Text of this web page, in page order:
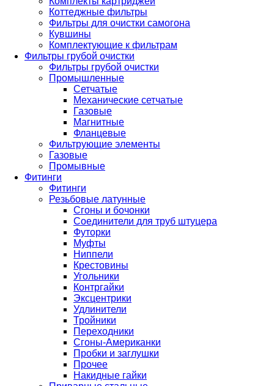
Коттеджные фильтры
Фильтры для очистки самогона
Кувшины
Комплектующие к фильтрам
Фильтры грубой очистки
Фильтры грубой очистки
Промышленные
Сетчатые
Механические сетчатые
Газовые
Магнитные
Фланцевые
Фильтрующие элементы
Газовые
Промывные
Фитинги
Фитинги
Резьбовые латунные
Сгоны и бочонки
Соединители для труб штуцера
Футорки
Муфты
Ниппели
Крестовины
Угольники
Контргайки
Эксцентрики
Удлинители
Тройники
Переходники
Сгоны-Американки
Пробки и заглушки
Прочее
Накидные гайки